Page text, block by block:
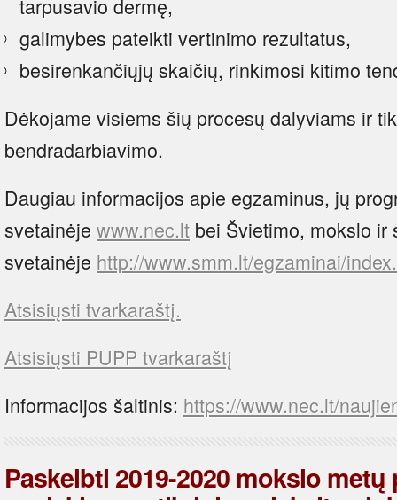
tarpusavio dermę,
galimybes pateikti vertinimo rezultatus,
besirenkančiųjų skaičių, rinkimosi kitimo
Dėkojame visiems šių procesų dalyviams ir
bendradarbiavimo.
Daugiau informacijos apie egzaminus, jų
svetainėje www.nec.lt bei Švietimo, mokslo
svetainėje http://www.smm.lt/egzaminai/
Atsisiųsti tvarkaraštį.
Atsisiųsti PUPP tvarkaraštį
Informacijos šaltinis: https://www.nec.lt/
Paskelbti 2019-2020 mokslo